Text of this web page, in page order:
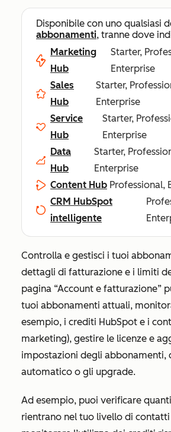
Disponibile con uno qualsiasi
abbonamenti, tranne dove
Marketing
Hub
Starter,
Enterprise
Sales
Hub
Starter,
Enterprise
Service
Hub
Starter,
Enterprise
Data
Hub
Starter,
Enterprise
Content Hub Professional,
CRM HubSpot
intelligente
Controlla e gestisci i tuoi
dettagli di fatturazione e i limiti
pagina “Account e fatturazione”
tuoi abbonamenti attuali,
esempio, i crediti HubSpot e i
marketing), gestire le licenze e
impostazioni degli abbonamenti,
automatico o gli upgrade.
Ad esempio, puoi verificare
rientrano nel tuo livello di